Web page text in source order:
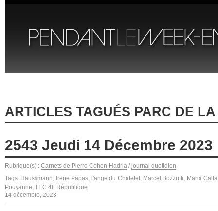
ARTICLES TAGUÉS PARC DE
2543 Jeudi 14 Décembre 2023
Rubrique(s) : Carnets de Pierre Cohen-Hadria / journal quotidien
Tags: Haussmann, Irène Papas, l'ange du Châtelet, Marcel Bozzuffi, Maria
Pouyanne, TEC 48 République
14 décembre, 2023